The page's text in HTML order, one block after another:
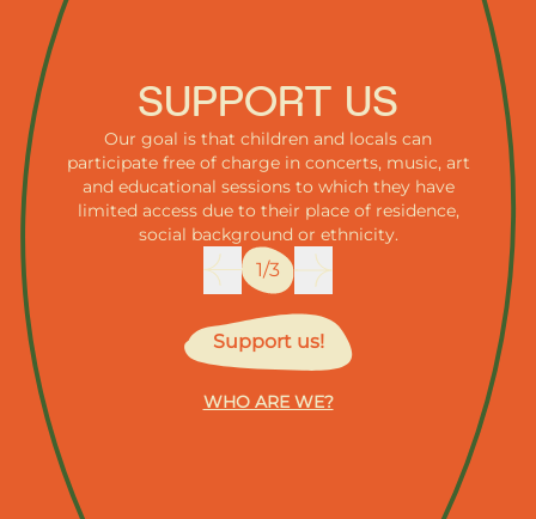
SUPPORT US
Our goal is that children and locals can
participate free of charge in concerts, music, art
and educational sessions to which they have
limited access due to their place of residence,
social background or ethnicity.
1/3
Support us!
WHO ARE WE?